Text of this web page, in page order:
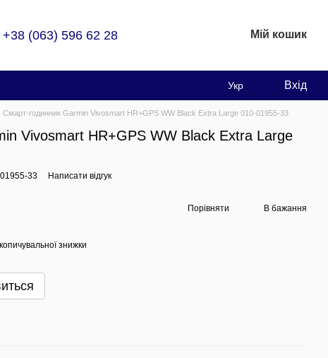
+38 (063) 596 62 28 Мій кошик
Укр Вхід
Смарт-годинник Garmin Vivosmart HR+GPS WW Black Extra Large 010-01955-33
Vivosmart HR+GPS WW Black Extra Large
33 Написати відгук
Порівняти В бажання
знижки